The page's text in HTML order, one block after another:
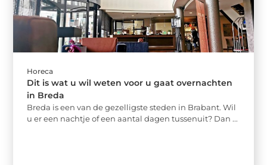
Horeca
Dit is wat u wil weten voor u gaat overnachten
in Breda
Breda is een van de gezelligste steden in Brabant. Wil
u er een nachtje of een aantal dagen tussenuit? Dan ...